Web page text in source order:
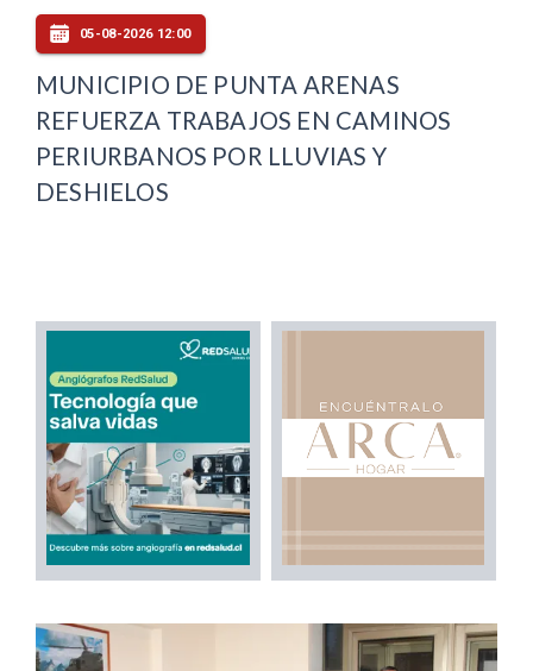
05-08-2026 12:00
MUNICIPIO DE PUNTA ARENAS
REFUERZA TRABAJOS EN CAMINOS
PERIURBANOS POR LLUVIAS Y
DESHIELOS